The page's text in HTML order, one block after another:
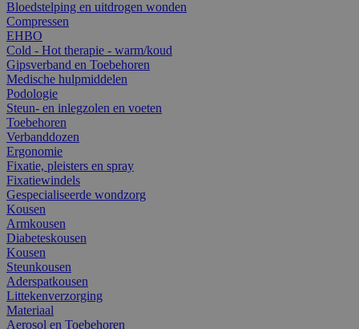
Bloedstelping en uitdrogen wonden
Compressen
EHBO
Cold - Hot therapie - warm/koud
Gipsverband en Toebehoren
Medische hulpmiddelen
Podologie
Steun- en inlegzolen en voeten
Toebehoren
Verbanddozen
Ergonomie
Fixatie, pleisters en spray
Fixatiewindels
Gespecialiseerde wondzorg
Kousen
Armkousen
Diabeteskousen
Kousen
Steunkousen
Aderspatkousen
Littekenverzorging
Materiaal
Aerosol en Toebehoren